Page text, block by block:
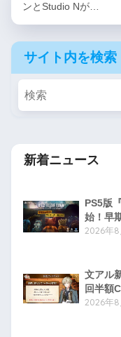
ンとStudio Nが…
サイト内を検索
新着ニュース
PS5版
始！早
2026年8
文アル
回半額
2026年8